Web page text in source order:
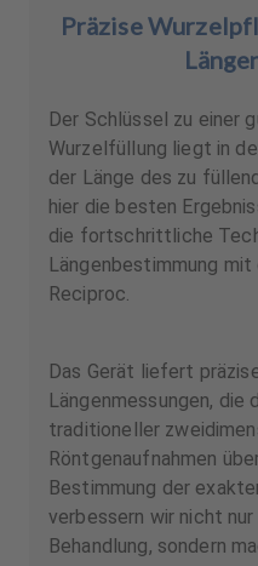
Präzise
Der Schlüssel zu einer
Wurzelfüllung liegt in
der Länge des zu
hier die besten
die fortschrittliche
Längenbestimmung
Reciproc.
Das Gerät liefert
Längenmessungen, die
traditioneller
Röntgenaufnahmen
Bestimmung der
verbessern wir nicht
Behandlung, sondern